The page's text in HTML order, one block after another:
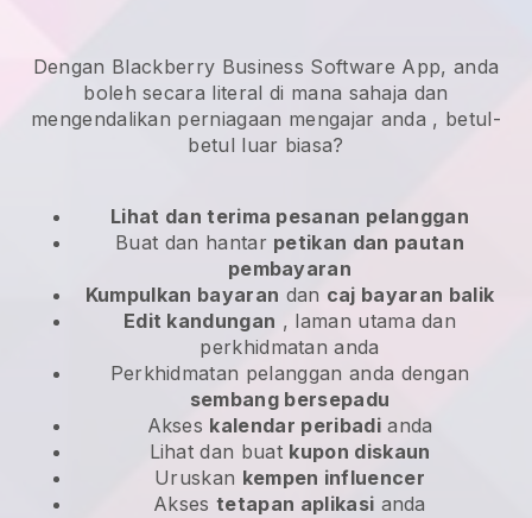
Dengan Blackberry Business Software App, anda
boleh secara literal di mana sahaja dan
mengendalikan perniagaan mengajar anda , betul-
betul luar biasa?
Lihat dan terima pesanan pelanggan
Buat dan hantar petikan dan pautan
pembayaran
Kumpulkan bayaran dan caj bayaran balik
Edit kandungan , laman utama dan
perkhidmatan anda
Perkhidmatan pelanggan anda dengan
sembang bersepadu
Akses kalendar peribadianda
Lihat dan buat kupon diskaun
Uruskan kempen influencer
Aksestetapan aplikasi anda